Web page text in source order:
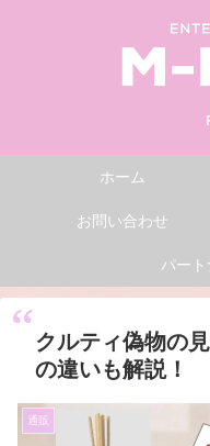
ホーム
お問い合わせ
パー
クルティ偽物の
の違いも解説！
通販